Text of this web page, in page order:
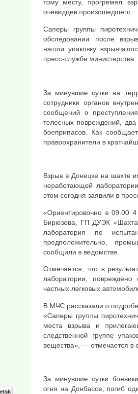
тому месту, прогремел
очевидцев произошедшего.
Саперы группы
обследовании после
нашли упаковку
пресс-службе министерства.
За минувшие сутки на
сотрудники органов
сообщений о
телесных повреждений,
боеприпасов. Как
правоохранители в
Взрыв в Донецке на шахте
неработающей
этом сегодня заявили в
«Ориентировочно в 09.00
Бирюзова, ГП ДУЭК
лаборатория по
предположительно,
сообщили в ведомстве.
Отмечается, что в
лаборатории,
частных легковых
В МЧС рассказали о
«Саперы группы
места взрыва и
следственной группе
вещества», — отмечается в
За минувшие сутки
огня на Донбассе, погиб